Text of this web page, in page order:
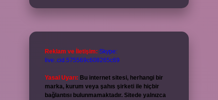
Reklam ve İletişim: Skype:
live:.cid.575569c608265c69
Yasal Uyarı: Bu internet sitesi, herhangi bir
marka, kurum veya şahıs şirketi ile hiçbir
bağlantısı bulunmamaktadır. Sitede yalnızca